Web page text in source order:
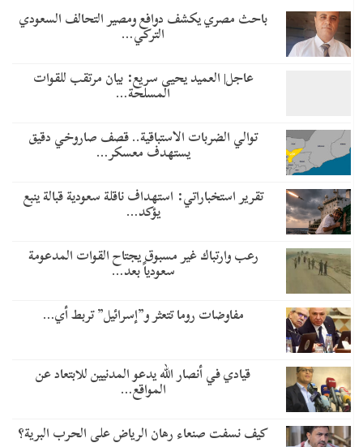
باحث مصري يكشف دوافع ومصير التحالف السعودي
التركي…
عاجل| العميد يحيى سريع: بيان مرتقب للقوات
المسلحة…
توالي الضربات الاستباقية.. قصف صاروخي دقيق
يستهدف معسكر…
تقرير استخباراتي: استهداف ناقلة سعودية قبالة ينبع
يؤكد…
رعب وارتباك غير مسبوق يجتاح القوات المدعومة
سعودياً بعد…
مفاوضات روما تتعثر و”إسرائيل” تربط أي…
قيادي في أنصار الله يدعو المدنيين للابتعاد عن
المواقع…
كيف نسفت صنعاء رهان الرياض على الحرب البرية؟